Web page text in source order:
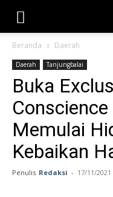
Beranda Daerah
Daerah Tanjungbalai
Buka
Memulai
Kebaikan
Penulis Redaksi - 17/11/2021